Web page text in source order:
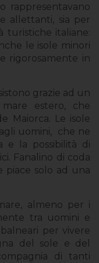
rappresentavano
allettanti, sia per
turistiche italiane:
le isole minori
rigorosamente in
grazie ad un
estero, che
Maiorca. Le isole
uomini, che ne
e la possibilità di
Fanalino di coda
piace solo ad una
almeno per i
tra uomini e
per vivere
del sole e del
di tanti